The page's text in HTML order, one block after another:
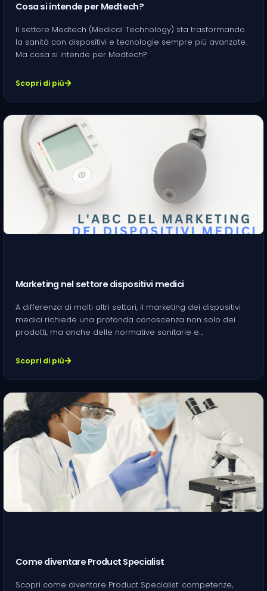
Cosa si intende per Medtech?
Il settore Medtech (Medical Technology) sta trasformando
la sanità con dispositivi e tecnologie sempre più avanzate.
Ma cosa si intende per Medtech?
Scopri di più
Marketing nel settore dispositivi medici
A differenza di molti altri settori, il marketing dei dispositivi
medici richiede una profonda conoscenza non solo dei
prodotti, ma anche delle normative sanitarie e…
Scopri di più
Come diventare Product Specialist
Scopri come diventare Product Specialist: competenze,